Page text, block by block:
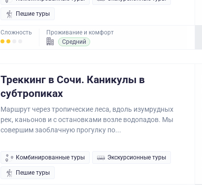
Пешие туры
Сложность
Проживание и комфорт
Средний
Треккинг в Сочи. Каникулы в
субтропиках
Маршрут через тропические леса, вдоль изумрудных
рек, каньонов и с остановками возле водопадов. Мы
совершим заоблачную прогулку по...
Комбинированные туры Экскурсионные туры
Пешие туры